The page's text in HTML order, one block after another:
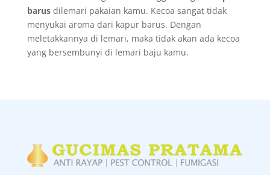
barusdilemari pakaian kamu. Kecoa sangat tidak
menyukai aroma dari kapur barus. Dengan
meletakkannya di lemari, maka tidak akan ada kecoa
yang bersembunyi di lemari baju kamu.